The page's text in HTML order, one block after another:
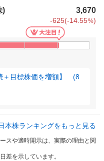
) 3,670
-625(-14.55%)
＋目標株価を増額】 (8
本株ランキングをもっと見る
スや適時開示は、実際の理由と関
差を示しています。